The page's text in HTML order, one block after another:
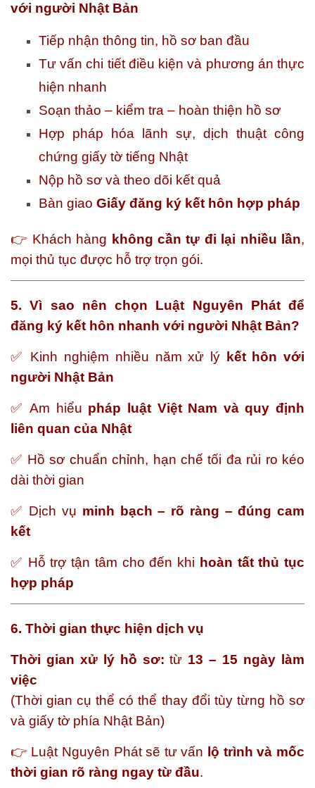
với người Nhật Bản
Tiếp nhận thông tin, hồ sơ ban đầu
Tư vấn chi tiết điều kiện và phương án thực
hiện nhanh
Soạn thảo – kiểm tra – hoàn thiện hồ sơ
Hợp pháp hóa lãnh sự, dịch thuật công
chứng giấy tờ tiếng Nhật
Nộp hồ sơ và theo dõi kết quả
Bàn giao Giấy đăng ký kết hôn hợp pháp
👉 Khách hàng không cần tự đi lại nhiều lần,
mọi thủ tục được hỗ trợ trọn gói.
5. Vì sao nên chọn Luật Nguyên Phát để
đăng ký kết hôn nhanh với người Nhật Bản?
✅ Kinh nghiệm nhiều năm xử lý
kết hôn với
người Nhật Bản
✅ Am hiểu pháp luật Việt Nam và quy định
liên quan của Nhật
✅ Hồ sơ chuẩn chỉnh, hạn chế tối đa rủi ro kéo
dài thời gian
✅ Dịch vụ minh bạch – rõ ràng – đúng cam
kết
✅ Hỗ trợ tận tâm cho đến khi hoàn tất thủ tục
hợp pháp
6. Thời gian thực hiện dịch vụ
Thời gian xử lý hồ sơ: từ 13 – 15 ngày làm
việc
(Thời gian cụ thể có thể thay đổi tùy từng hồ sơ
và giấy tờ phía Nhật Bản)
👉 Luật Nguyên Phát sẽ tư vấn lộ trình và mốc
thời gian rõ ràng ngay từ đầu.